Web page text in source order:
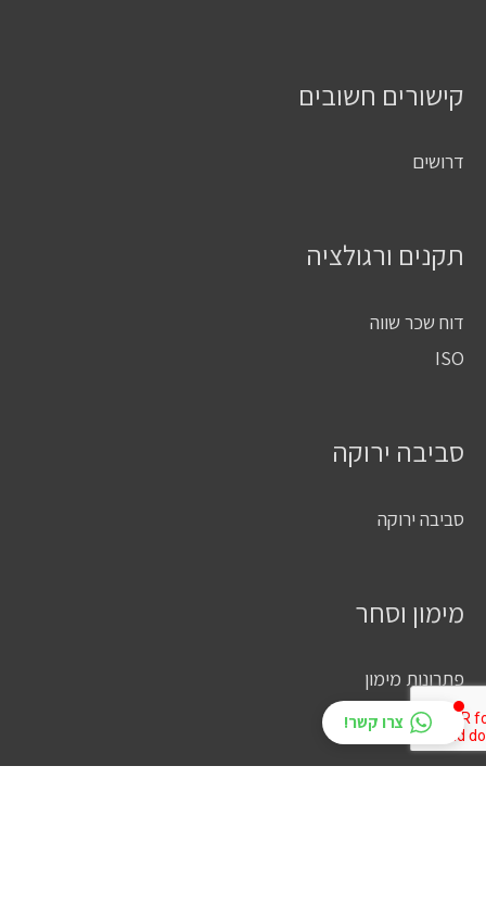
קישורים חשובים
דרושים
תקנים ורגולציה
דוח שכר שווה
ISO
סביבה ירוקה
סביבה ירוקה
מימון וסחר
פתרונות מימון
הצעת מחירצרו קשר!